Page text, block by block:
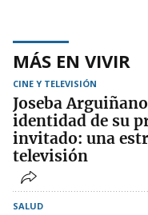
MÁS EN VIVIR
CINE Y TELEVISIÓN
Joseba
identidad de su
invitado: una
televisión
SALUD